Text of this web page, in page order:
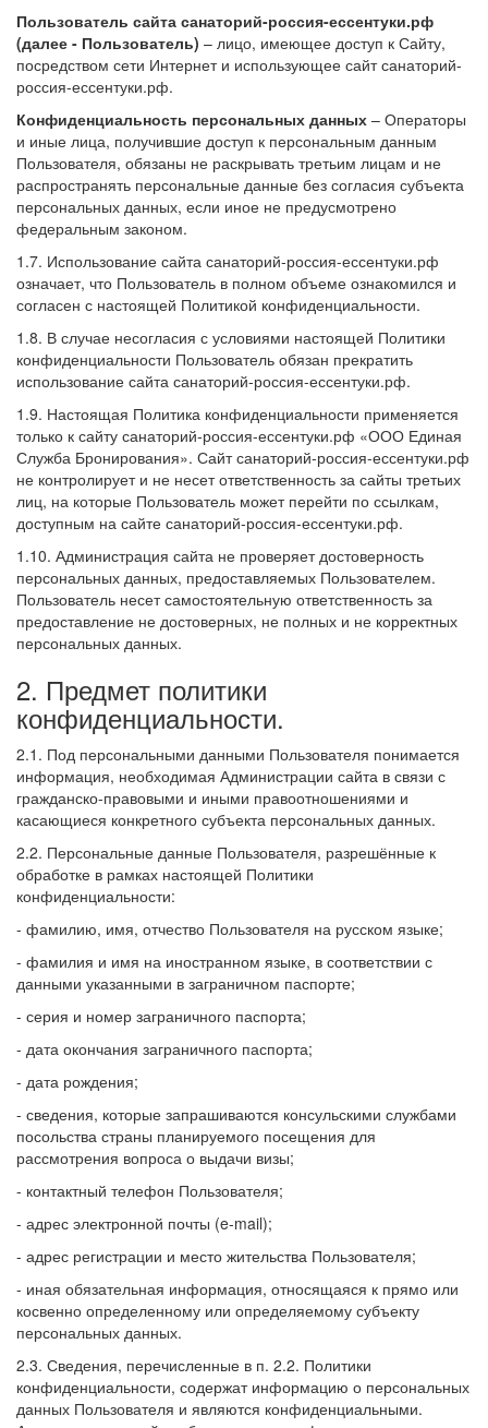
Пользователь сайта санаторий-россия-ессентуки.рф
(далее - Пользователь) – лицо, имеющее доступ к Сайту,
посредством сети Интернет и использующее сайт санаторий-
россия-ессентуки.рф.
Конфиденциальность персональных данных – Операторы
и иные лица, получившие доступ к персональным данным
Пользователя, обязаны не раскрывать третьим лицам и не
распространять персональные данные без согласия субъекта
персональных данных, если иное не предусмотрено
федеральным законом.
1.7. Использование сайта санаторий-россия-ессентуки.рф
означает, что Пользователь в полном объеме ознакомился и
согласен с настоящей Политикой конфиденциальности.
1.8. В случае несогласия с условиями настоящей Политики
конфиденциальности Пользователь обязан прекратить
использование сайта санаторий-россия-ессентуки.рф.
1.9. Настоящая Политика конфиденциальности применяется
только к сайту санаторий-россия-ессентуки.рф «ООО Единая
Служба Бронирования». Сайт санаторий-россия-ессентуки.рф
не контролирует и не несет ответственность за сайты третьих
лиц, на которые Пользователь может перейти по ссылкам,
доступным на сайте санаторий-россия-ессентуки.рф.
1.10. Администрация сайта не проверяет достоверность
персональных данных, предоставляемых Пользователем.
Пользователь несет самостоятельную ответственность за
предоставление не достоверных, не полных и не корректных
персональных данных.
2. Предмет политики
конфиденциальности.
2.1. Под персональными данными Пользователя понимается
информация, необходимая Администрации сайта в связи с
гражданско-правовыми и иными правоотношениями и
касающиеся конкретного субъекта персональных данных.
2.2. Персональные данные Пользователя, разрешённые к
обработке в рамках настоящей Политики
конфиденциальности:
- фамилию, имя, отчество Пользователя на русском языке;
- фамилия и имя на иностранном языке, в соответствии с
данными указанными в заграничном паспорте;
- серия и номер заграничного паспорта;
- дата окончания заграничного паспорта;
- дата рождения;
- сведения, которые запрашиваются консульскими службами
посольства страны планируемого посещения для
рассмотрения вопроса о выдачи визы;
- контактный телефон Пользователя;
- адрес электронной почты (e-mail);
- адрес регистрации и место жительства Пользователя;
- иная обязательная информация, относящаяся к прямо или
косвенно определенному или определяемому субъекту
персональных данных.
2.3. Сведения, перечисленные в п. 2.2. Политики
конфиденциальности, содержат информацию о персональных
данных Пользователя и являются конфиденциальными.